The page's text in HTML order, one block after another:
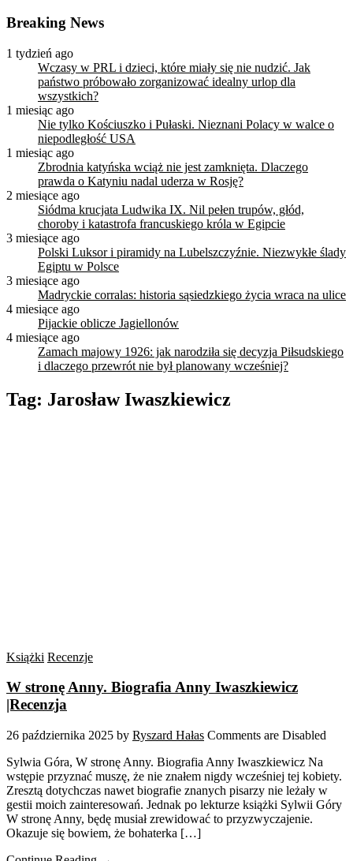
Breaking News
1 tydzień ago
Wczasy w PRL i dzieci, które miały się nie nudzić. Jak
państwo próbowało zorganizować idealny urlop dla
wszystkich?
1 miesiąc ago
Nie tylko Kościuszko i Pułaski. Nieznani Polacy w walce o
niepodległość USA
1 miesiąc ago
Zbrodnia katyńska wciąż nie jest zamknięta. Dlaczego
prawda o Katyniu nadal uderza w Rosję?
2 miesiące ago
Siódma krucjata Ludwika IX. Nil pełen trupów, głód,
choroby i katastrofa francuskiego króla w Egipcie
3 miesiące ago
Polski Luksor i piramidy na Lubelszczyźnie. Niezwykłe ślady
Egiptu w Polsce
3 miesiące ago
Madryckie corralas: historia sąsiedzkiego życia wraca na ulice
4 miesiące ago
Pijackie oblicze Jagiellonów
4 miesiące ago
Zamach majowy 1926: jak narodziła się decyzja Piłsudskiego
i dlaczego przewrót nie był planowany wcześniej?
Tag: Jarosław Iwaszkiewicz
Książki Recenzje
W stronę Anny. Biografia Anny Iwaszkiewicz
|Recenzja
26 października 2025 by Ryszard Hałas Comments are Disabled
Sylwia Góra, W stronę Anny. Biografia Anny Iwaszkiewicz Na
wstępie przyznać muszę, że nie znałem nigdy wcześniej tej kobiety.
Zresztą dotychczas nawet biografie znanych pisarzy nie leżały w
gestii moich zainteresowań. Jednak po lekturze książki Sylwii Góry
W stronę Anny, będę musiał zrewidować to przyzwyczajenie.
Okazuje się bowiem, że bohaterka […]